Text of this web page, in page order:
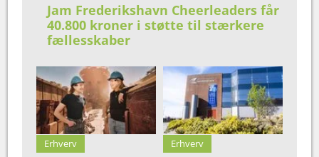
Jam Frederikshavn Cheerleaders får
40.800 kroner i støtte til stærkere
fællesskaber
Erhverv Erhverv